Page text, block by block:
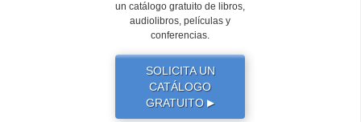
un catálogo gratuito de libros,
audiolibros, películas y
conferencias.
SOLICITA UN
CATÁLOGO
GRATUITO ▶